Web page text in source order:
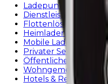
Ladepunktbetreiber
Dienstleister
Flottenlösungen
Heimladen
Mobile Ladelösung
Privater Sektor
Öffentlicher Sektor
Wohngemeinschaften
Hotels & Restaurants